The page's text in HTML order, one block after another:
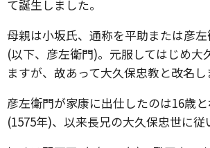
て誕生しました。
母親は小坂氏、通称を平助または彦
(以下、彦左衛門)。元服してはじめ大
ますが、故あって大久保忠教と改名し
彦左衛門が家康に出仕したのは16歳
(1575年)、以来長兄の大久保忠世に従